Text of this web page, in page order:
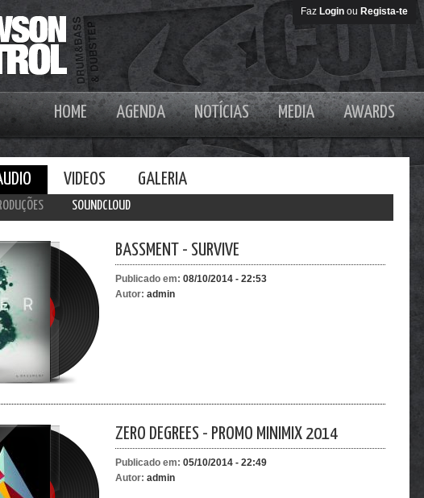
Faz Login ou Regista-te
HOME AGENDA NOTÍCIAS MEDIA AWARDS
VIDEOS GALERIA
SOUNDCLOUD
BASSMENT - SURVIVE
Publicado em: 08/10/2014 - 22:53
Autor: admin
ZERO DEGREES - PROMO MINIMIX 2014
Publicado em: 05/10/2014 - 22:49
Autor: admin